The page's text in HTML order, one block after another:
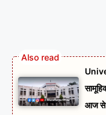
आज